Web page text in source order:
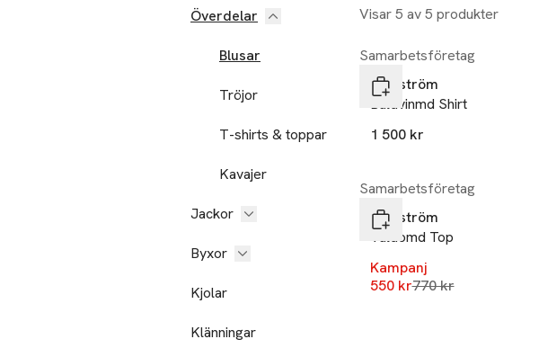
Överdelar
Blusar
Tröjor
T-shirts & toppar
Kavajer
Jackor
Byxor
Kjolar
Klänningar
Visar 5 av 5 produkter
Samarbetsföretag
Modström
Baldvinmd Shirt
1 500 kr
Samarbetsföretag
Modström
Valdomd Top
Kampanj
550 krLägsta pris 30 dagar
770 kr